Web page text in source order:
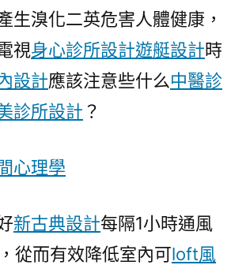
少
電
視
機
_
中
生溴化二英危害人體健康，
視身心診所設計遊艇設計時
設計應該注意些什么中醫診
診所設計 ？
心理學
新古典設計每隔1小時通風
從而有效降低室內可loft風